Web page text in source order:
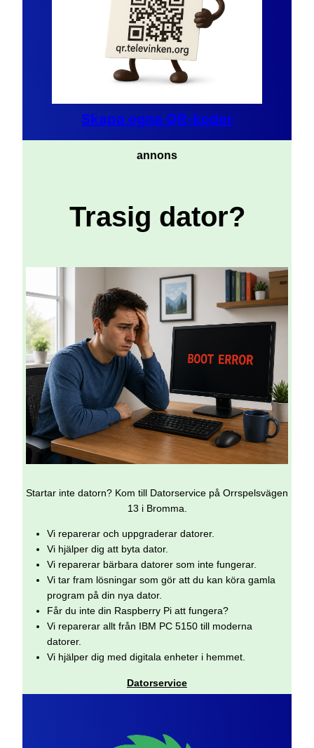
Skapa egna QR-koder
annons
Trasig dator?
Startar inte datorn? Kom till Datorservice på Orrspelsvägen
13 i Bromma.
Vi reparerar och uppgraderar datorer.
Vi hjälper dig att byta dator.
Vi reparerar bärbara datorer som inte fungerar.
Vi tar fram lösningar som gör att du kan köra gamla
program på din nya dator.
Får du inte din Raspberry Pi att fungera?
Vi reparerar allt från IBM PC 5150 till moderna
datorer.
Vi hjälper dig med digitala enheter i hemmet.
Datorservice